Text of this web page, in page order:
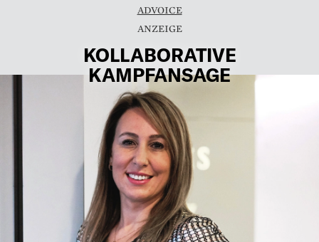
ADVOICE
KOLLABORATIVE
KAMPFANSAGE